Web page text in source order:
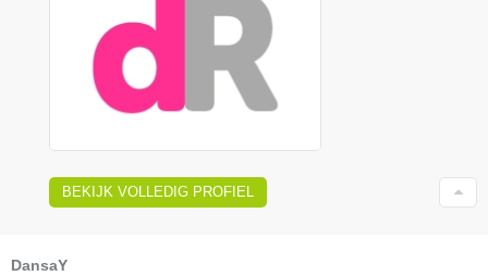
BEKIJK VOLLEDIG PROFIEL
DansaY